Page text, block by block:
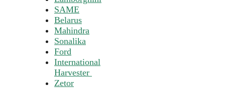
SAME
Belarus
Mahindra
Sonalika
Ford
International
Harvester
Zetor